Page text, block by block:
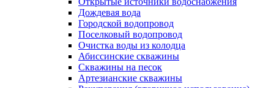
Дождевая вода
Городской водопровод
Поселковый водопровод
Очистка воды из колодца
Абиссинские скважины
Скважины на песок
Артезианские скважины